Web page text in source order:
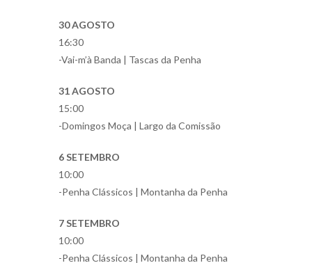
30 AGOSTO
16:30
-Vai-m’à Banda | Tascas da Penha
31 AGOSTO
15:00
-Domingos Moça | Largo da Comissão
6 SETEMBRO
10:00
-Penha Clássicos | Montanha da Penha
7 SETEMBRO
10:00
-Penha Clássicos | Montanha da Penha